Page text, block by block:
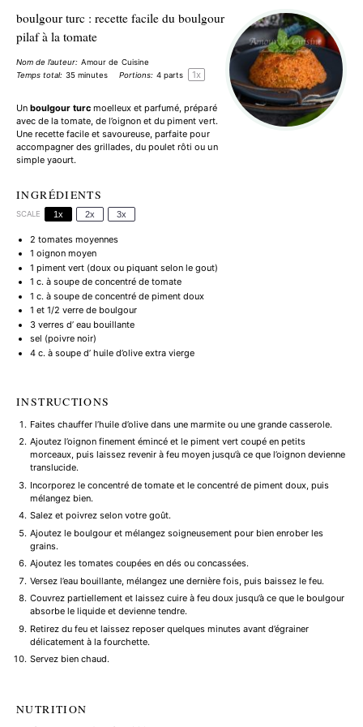
boulgour turc : recette facile du boulgour
pilaf à la tomate
Nom de l’auteur: Amour de Cuisine
Temps total: 35 minutes Portions: 4parts 1x
Unboulgour turc moelleux et parfumé, préparé
avec de la tomate, de l’oignon et du piment vert.
Une recette facile et savoureuse, parfaite pour
accompagner des grillades, du poulet rôti ou un
simple yaourt.
INGRÉDIENTS
SCALE 1x 2x 3x
2 tomates moyennes
1 oignon moyen
1 piment vert (doux ou piquant selon le gout)
1 c. à soupe de concentré de tomate
1 c. à soupe de concentré de piment doux
1 et 1/2 verre de boulgour
3verres d’ eau bouillante
sel (poivre noir)
4c. à soupe d’ huile d’olive extra vierge
INSTRUCTIONS
Faites chauffer l’huile d’olive dans une marmite ou une grande casserole.
Ajoutez l’oignon finement émincé et le piment vert coupé en petits
morceaux, puis laissez revenir à feu moyen jusqu’à ce que l’oignon devienne
translucide.
Incorporez le concentré de tomate et le concentré de piment doux, puis
mélangez bien.
Salez et poivrez selon votre goût.
Ajoutez le boulgour et mélangez soigneusement pour bien enrober les
grains.
Ajoutez les tomates coupées en dés ou concassées.
Versez l’eau bouillante, mélangez une dernière fois, puis baissez le feu.
Couvrez partiellement et laissez cuire à feu doux jusqu’à ce que le boulgour
absorbe le liquide et devienne tendre.
Retirez du feu et laissez reposer quelques minutes avant d’égrainer
délicatement à la fourchette.
Servez bien chaud.
NUTRITION